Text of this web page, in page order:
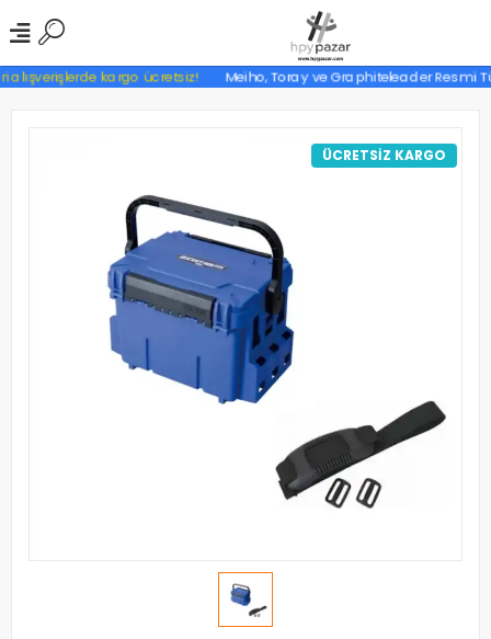
alışverişlerde kargo ücretsiz! Meiho, Toray ve Graphiteleader Resmi
ÜCRETSİZ KARGO